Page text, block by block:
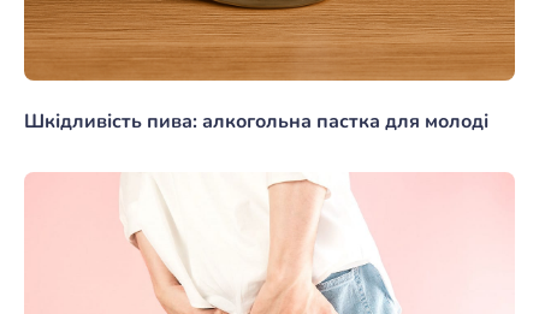
Шкідливість пива: алкогольна пастка для молоді